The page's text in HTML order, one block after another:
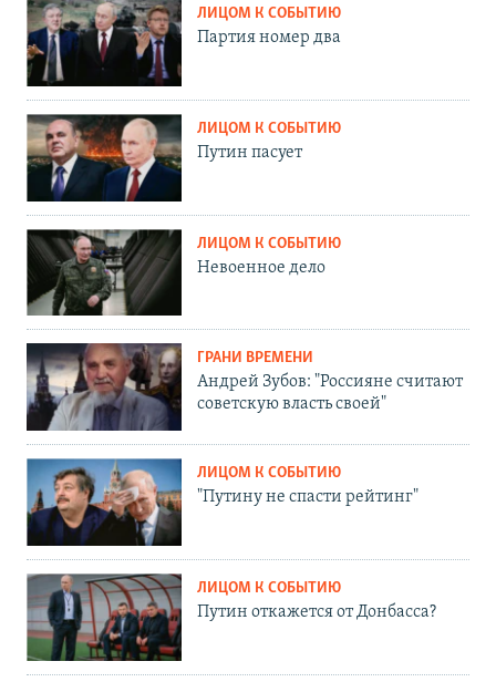
ЛИЦОМ К СОБЫТИЮ
Партия номер два
ЛИЦОМ К СОБЫТИЮ
Путин пасует
ЛИЦОМ К СОБЫТИЮ
Невоенное дело
ГРАНИ ВРЕМЕНИ
Андрей Зубов: "Россияне считают
советскую власть своей"
ЛИЦОМ К СОБЫТИЮ
"Путину не спасти рейтинг"
ЛИЦОМ К СОБЫТИЮ
Путин откажется от Донбасса?